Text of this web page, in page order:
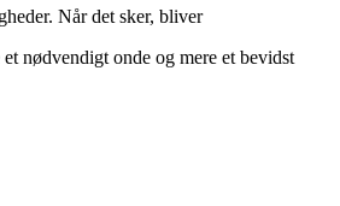
Når det sker, bliver
nødvendigt onde og mere et bevidst